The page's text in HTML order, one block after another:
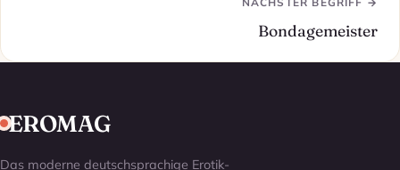
Bondagemeister
EROMAG
Das moderne deutschsprachige Erotik-